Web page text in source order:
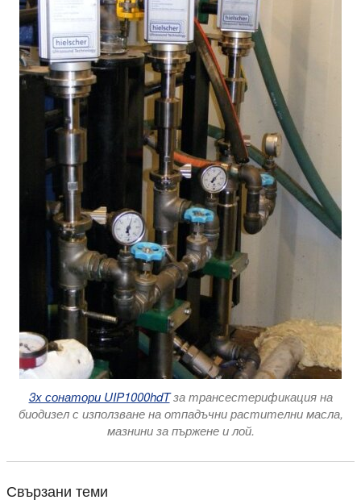
3x сонатори UIP1000hdTза трансестерификация на
биодизел с използване на отпадъчни растителни масла,
мазнини за пържене и лой.
Свързани теми